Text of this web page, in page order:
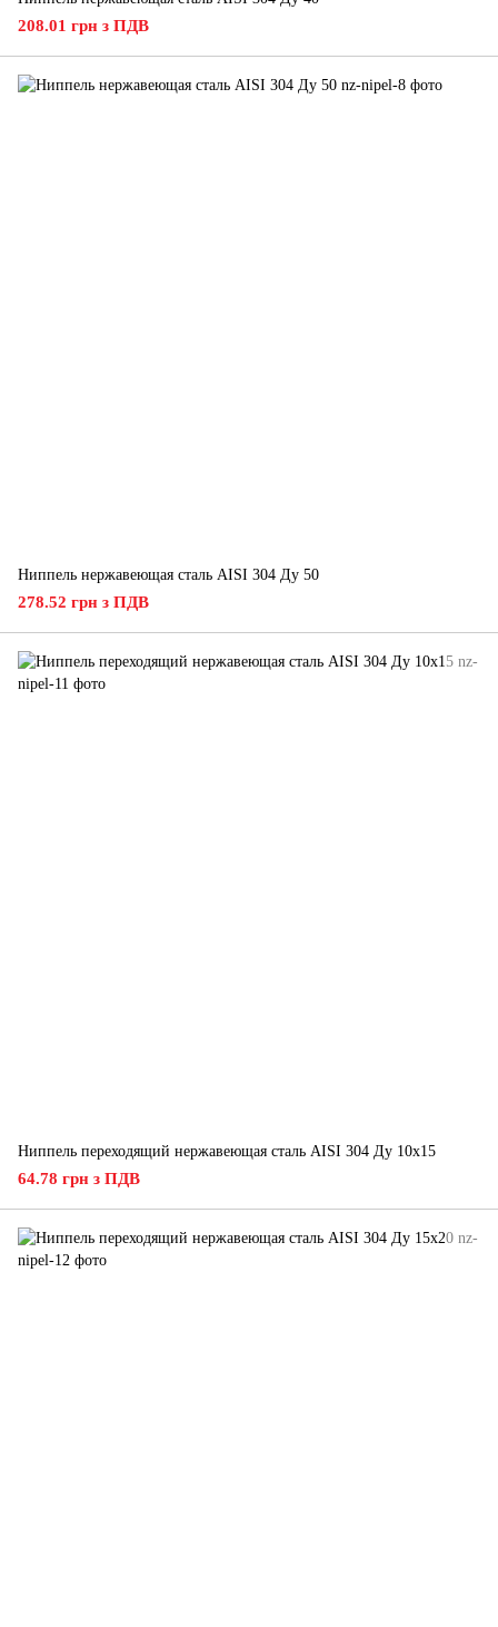
208.01 грн з ПДВ
Ниппель нержавеющая сталь AISI 304 Ду 50
278.52 грн з ПДВ
Ниппель переходящий нержавеющая сталь AISI 304 Ду 10х15
64.78 грн з ПДВ